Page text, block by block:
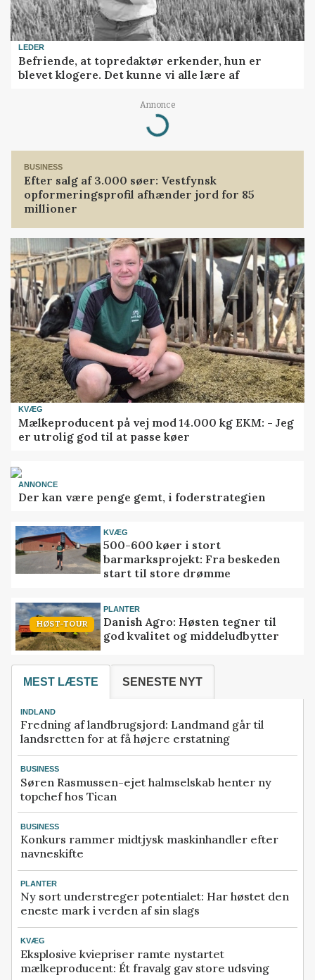
LEDER
Befriende, at topredaktør erkender, hun er
blevet klogere. Det kunne vi alle lære af
Annonce
Loading...
BUSINESS
Efter salg af 3.000 søer: Vestfynsk
opformeringsprofil afhænder jord for 85
millioner
KVÆG
Mælkeproducent på vej mod 14.000 kg EKM: - Jeg
er utrolig god til at passe køer
ANNONCE
Der kan være penge gemt, i foderstrategien
KVÆG
500-600 køer i stort
barmarksprojekt: Fra beskeden
start til store drømme
HØST-TOUR
PLANTER
Danish Agro: Høsten tegner til
god kvalitet og middeludbytter
MEST LÆSTE SENESTE NYT
INDLAND
Fredning af landbrugsjord: Landmand går til
landsretten for at få højere erstatning
BUSINESS
Søren Rasmussen-ejet halmselskab henter ny
topchef hos Tican
BUSINESS
Konkurs rammer midtjysk maskinhandler efter
navneskifte
PLANTER
Ny sort understreger potentialet: Har høstet den
eneste mark i verden af sin slags
KVÆG
Eksplosive kviepriser ramte nystartet
mælkeproducent: Ét fravalg gav store udsving